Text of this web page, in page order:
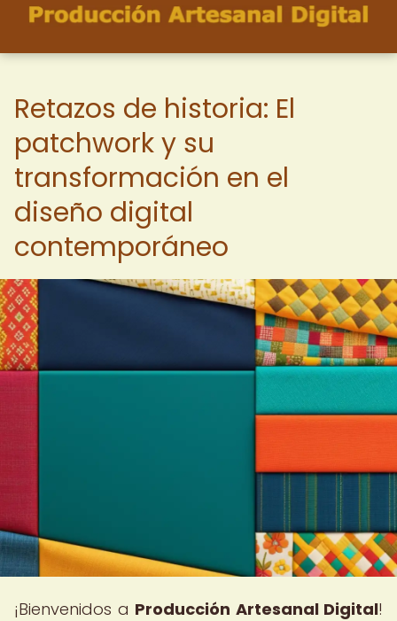
Retazos de historia: El
patchwork y su
transformación en el
diseño digital
contemporáneo
¡Bienvenidos a Producción Artesanal Digital!